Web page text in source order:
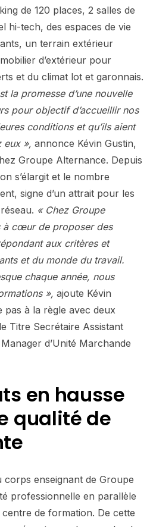
de 120 places, 2 salles de
hi-tech, des espaces de vie
un terrain extérieur
d’extérieur pour
et du climat lot et garonnais.
la promesse d’une nouvelle
pour objectif d’accueillir nos
conditions et qu’ils aient
eux », annonce Kévin Gustin,
Groupe Alternance. Depuis
s’élargit et le nombre
signe d’un attrait pour les
« Chez Groupe
à cœur de proposer des
aux critères et
et du monde du travail.
chaque année, nous
», ajoute Kévin
pas à la règle avec deux
Titre Secrétaire Assistant
d’Unité Marchande
en hausse
qualité de
corps enseignant de Groupe
professionnelle en parallèle
de formation. De cette